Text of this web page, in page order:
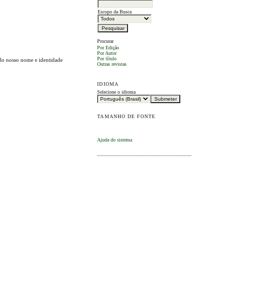
Escopo da Busca
Procurar
Por Edição
Por Autor
Por título
Outras revistas
IDIOMA
Selecione o idioma
TAMANHO DE FONTE
Ajuda do sistema
nosso nome e identidade